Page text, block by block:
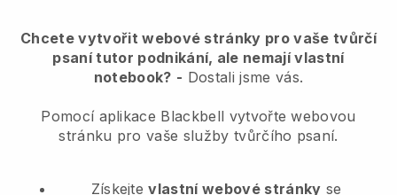
Chcete vytvořit webové stránky pro vaše tvůrčí
psaní tutor podnikání, ale nemají vlastní
notebook? - Dostali jsme vás.
Pomocí aplikace Blackbell vytvořte webovou
stránku pro vaše služby tvůrčího psaní.
Získejtevlastní webové stránky se